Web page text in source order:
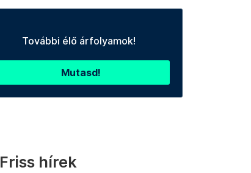
További élő árfolyamok!
Mutasd!
Friss hírek